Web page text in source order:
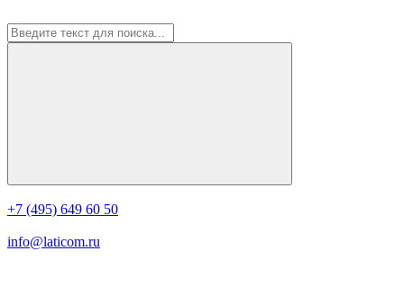
+7 (495) 649 60 50
info@laticom.ru